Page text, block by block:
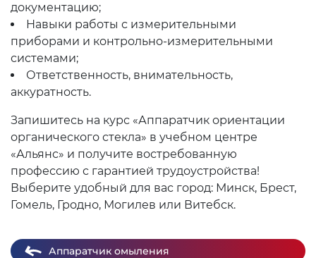
документацию;
Навыки работы с измерительными
приборами и контрольно-измерительными
системами;
Ответственность, внимательность,
аккуратность.
Запишитесь на курс «Аппаратчик ориентации
органического стекла» в учебном центре
«Альянс» и получите востребованную
профессию с гарантией трудоустройства!
Выберите удобный для вас город: Минск, Брест,
Гомель, Гродно, Могилев или Витебск.
Аппаратчик омыления